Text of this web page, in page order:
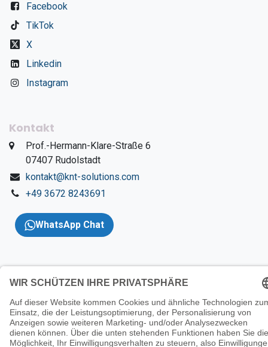
Facebook
TikTok
X
Linkedin
Instagram
Kontakt
​Prof.-Hermann-Klare-Straße 6
​07407 Rudolstadt
kontakt@knt-solutions.com
+49 3672 8243691
WhatsApp Chat
Copyright 2026 © KNT
Solutions |Impressum|AGBs|Datenschutzerklärung |